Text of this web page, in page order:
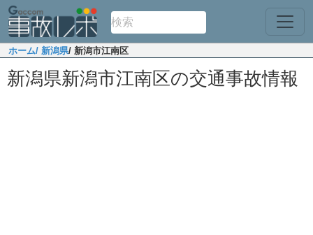
ホーム/ 新潟県/ 新潟市江南区
新潟県新潟市江南区の交通事故情報